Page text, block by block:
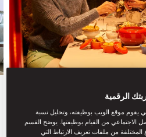
الرقمية
يقوم موقع الويب بوظيفته، وتحليل نسبة
الاجتماعي من القيام بوظيفتها. يوضح القسم
المختلفة من ملفات تعريف الارتباط التي